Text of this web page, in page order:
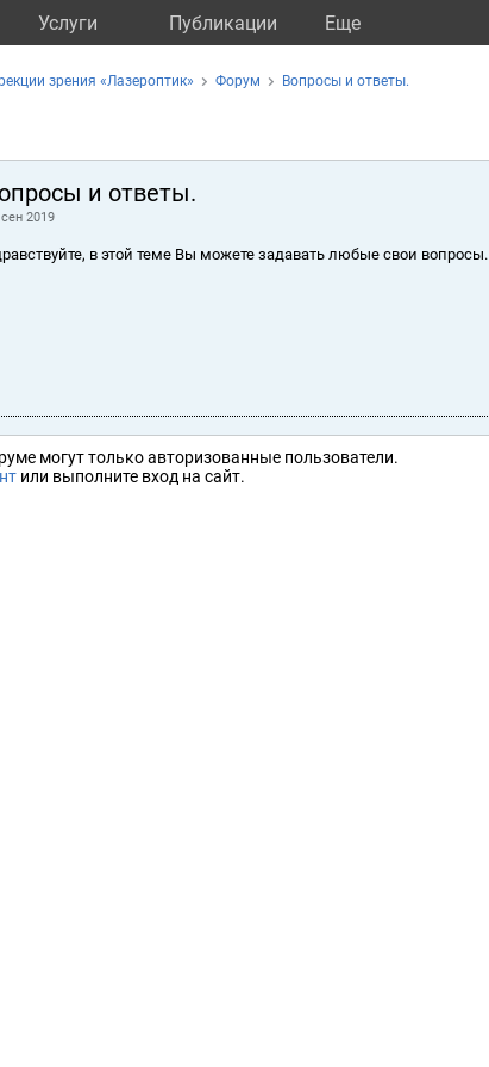
Услуги Публикации Eще
зрения «Лазероптик» Форум Вопросы и ответы.
и ответы.
2019
в этой теме Вы можете задавать любые свои вопросы.
могут только авторизованные пользователи.
или выполните вход на сайт.